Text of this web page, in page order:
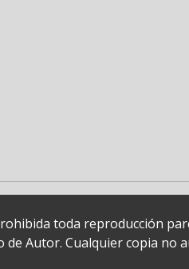
toda reproducción
de Autor. Cualquier copia no